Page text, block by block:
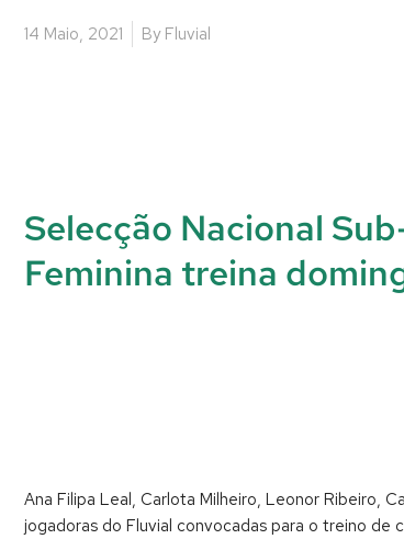
14 Maio, 2021 By Fluvial
Selecção Nacional
Feminina treina
Ana Filipa Leal, Carlota Milheiro, Leonor Ribeiro,
jogadoras do Fluvial convocadas para o treino de